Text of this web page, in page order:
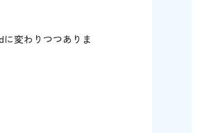
変わりつつありま